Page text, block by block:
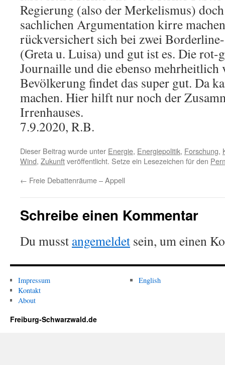
Regierung (also der Merkelismus)
sachlichen Argumentation kirre
rückversichert sich bei zwei
(Greta u. Luisa) und gut ist es. Die rot-
Journaille und die ebenso mehrheitlich
Bevölkerung findet das super gut. Da
machen. Hier hilft nur noch der
Irrenhauses.
7.9.2020, R.B.
Dieser Beitrag wurde unter Energie, Energiepolitik, Forschung,
Wind, Zukunftveröffentlicht. Setze ein Lesezeichen für den
← Freie Debattenräume – Appell
Schreibe einen Kommentar
Du musst angemeldet sein, um einen
Impressum
Kontakt
About
English
Freiburg-Schwarzwald.de